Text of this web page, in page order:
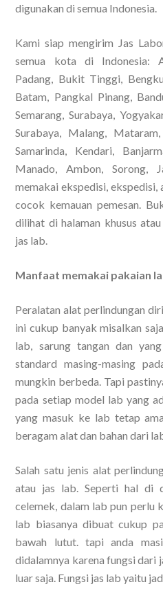
digunakan di semua Indonesia.
Kami siap mengirim Jas
semua kota di Indonesia:
Padang, Bukit Tinggi,
Batam, Pangkal Pinang,
Semarang, Surabaya,
Surabaya, Malang,
Samarinda, Kendari,
Manado, Ambon, Sorong,
memakai ekspedisi, ekspedisi,
cocok kemauan pemesan.
dilihat di halaman khusus
jas lab.
Manfaat memakai pakaian
Peralatan alat perlindungan
ini cukup banyak misalkan
lab, sarung tangan dan
standard masing-masing
mungkin berbeda. Tapi
pada setiap model lab yang
yang masuk ke lab tetap
beragam alat dan bahan dari
Salah satu jenis alat
atau jas lab. Seperti hal di
celemek, dalam lab pun perlu
lab biasanya dibuat cukup
bawah lutut. tapi anda
didalamnya karena fungsi dari
luar saja. Fungsi jas lab yaitu